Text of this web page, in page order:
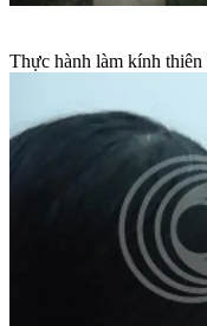
Thực hành làm kính